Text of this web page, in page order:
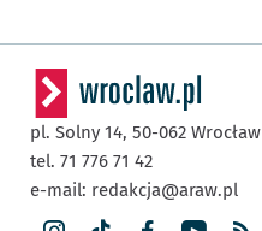
pl. Solny 14, 50-062 Wrocław
tel. 71 776 71 42
e-mail: redakcja@araw.pl